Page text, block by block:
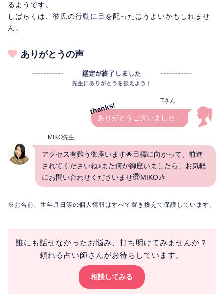
るようです。
しばらくは、彼氏の行動に目を配ったほうよいかもしれませ
ん。
ありがとうの声
Tさん
ありがとうございました。
MIKO先生
アクセス有難う御座います🌟目標に向かって、前進
されてくださいね♪また何か御座いましたら、お気軽
にお問い合わせくださいませ😇MIKO🎶
※お名前、生年月日等の個人情報はすべて置き換えて保護しています。
誰にも話せなかったお悩み、打ち明けてみませんか？
頼れる占い師さんがお待ちしています。
相談してみる